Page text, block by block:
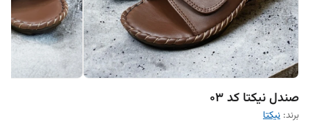
صندل نیکتا کد ۰۳
برند: نیکتا